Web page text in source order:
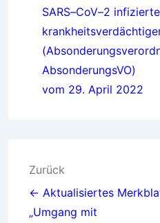
SARS–CoV–2
AbsonderungsVO)
vom 29. April 2022
Zurück
← Aktualisiertes
„Umgang mit